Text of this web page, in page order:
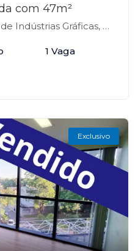
com 47m²
Gráficas, Brasília-DF
1 Vaga
Exclusivo